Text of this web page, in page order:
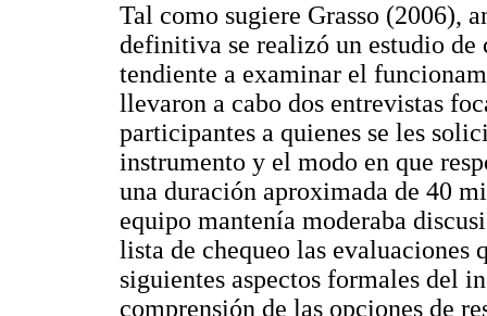
Tal como sugiere Grasso (2006),
definitiva se realizó un estudio de
tendiente a examinar el
llevaron a cabo dos entrevistas
participantes a quienes se les
instrumento y el modo en que
una duración aproximada de 40
equipo mantenía moderaba
lista de chequeo las evaluaciones
siguientes aspectos formales del
comprensión de las opciones de